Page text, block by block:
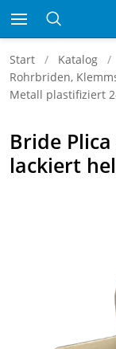
Start Katalog
Rohrbriden,
Metall plastifiziert
Bride
lackiert